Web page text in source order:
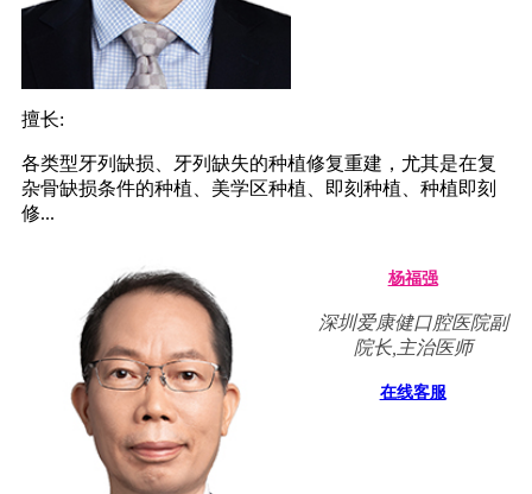
擅长:
各类型牙列缺损、牙列缺失的种植修复重建，尤其是在复
杂骨缺损条件的种植、美学区种植、即刻种植、种植即刻
修...
杨福强
深圳爱康健口腔医院副
院长,主治医师
在线客服